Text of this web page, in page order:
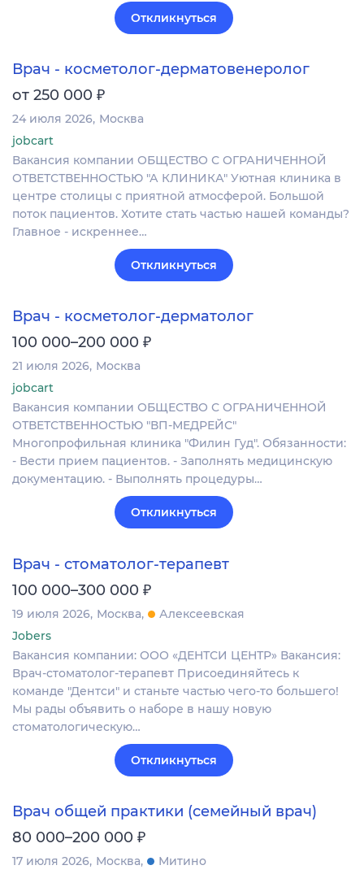
Откликнуться
Врач - косметолог-дерматовенеролог
от 250 000 ₽
24 июля 2026 Москва
jobcart
Вакансия компании ОБЩЕСТВО С ОГРАНИЧЕННОЙ
ОТВЕТСТВЕННОСТЬЮ "А КЛИНИКА" Уютная клиника в
центре столицы с приятной атмосферой. Большой
поток пациентов. Хотите стать частью нашей команды?
Главное - искреннее…
Откликнуться
Врач - косметолог-дерматолог
100 000–200 000 ₽
21 июля 2026 Москва
jobcart
Вакансия компании ОБЩЕСТВО С ОГРАНИЧЕННОЙ
ОТВЕТСТВЕННОСТЬЮ "ВП-МЕДРЕЙС"
Многопрофильная клиника "Филин Гуд". Обязанности:
- Вести прием пациентов. - Заполнять медицинскую
документацию. - Выполнять процедуры…
Откликнуться
Врач - стоматолог-терапевт
100 000–300 000 ₽
19 июля 2026 Москва
Алексеевская
Jobers
Вакансия компании: ООО «ДЕНТСИ ЦЕНТР» Вакансия:
Врач-стоматолог-терапевт Присоединяйтесь к
команде "Дентси" и станьте частью чего-то большего!
Мы рады объявить о наборе в нашу новую
стоматологическую…
Откликнуться
Врач общей практики (семейный врач)
80 000–200 000 ₽
17 июля 2026 Москва
Митино